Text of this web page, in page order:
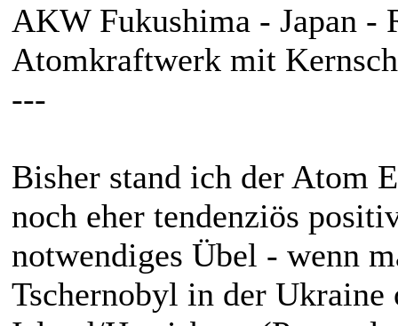
AKW Fukushima - Japan -
Atomkraftwerk mit
---
Bisher stand ich der Atom
noch eher tendenziös
notwendiges Übel - wenn
Tschernobyl in der